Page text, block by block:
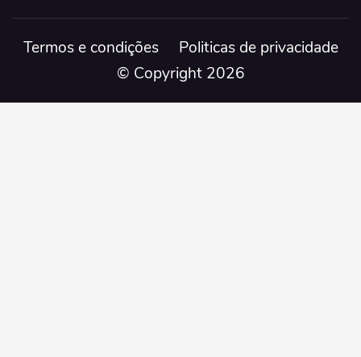
Termos e condições
Politicas de privacidade
© Copyright 2026